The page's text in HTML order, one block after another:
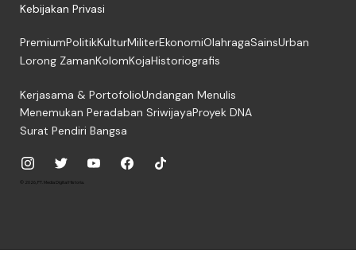
Kebijakan Privasi
PremiumPolitikKulturMiliterEkonomiOlahragaSainsUrban
Lorong ZamanKolomKojaHistoriografis
Kerjasama & PortofolioUndangan Menulis
Menemukan Peradaban SriwijayaProyek DNA
Surat Pendiri Bangsa
© 2026, PT. Media Digital Historia.